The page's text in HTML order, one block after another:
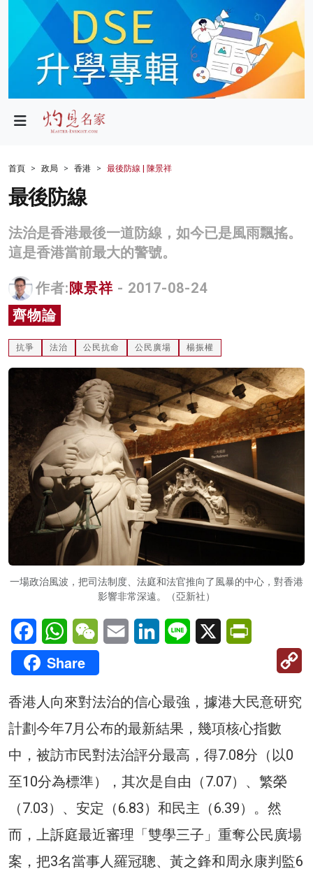
政局
財經
生活
商業
科技
影片
首頁 政局 香港 最後防線 | 陳景祥
最後防線
法治是香港最後一道防線，如今已是風雨飄搖。
這是香港當前最大的警號。
作者: 陳景祥 - 2017-08-24
齊物論
抗爭 法治 公民抗命 公民廣場 楊振權
一場政治風波，把司法制度、法庭和法官推向了風暴的中心，對香港
影響非常深遠。（亞新社）
FacebookWhatsAppWeChatEmail LinkedInLine X
Share
香港人向來對法治的信心最強，據港大民意研究
計劃今年7月公布的最新結果，幾項核心指數
中，被訪市民對法治評分最高，得7.08分（以0
至10分為標準），其次是自由（7.07）、繁榮
（7.03）、安定（6.83）和民主（6.39）。然
而，上訴庭最近審理「雙學三子」重奪公民廣場
案，把3名當事人羅冠聰、黃之鋒和周永康判監6